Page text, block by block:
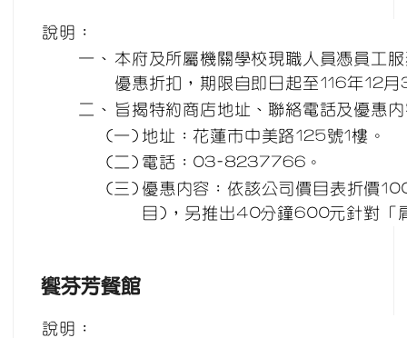
說明：
一、 本府及所屬機關學校現職人員憑員工
優惠折扣，期限自即日起至116年12月
二、
旨揭特約商店地址、聯絡電話及優惠
(一) 地址：花蓮市中美路125號1樓。
(二) 電話：03-8237766。
(三) 優惠內容：依該公司價目表折價
目)，另推出40分鐘600元針對「
饗芬芳餐館
說明：